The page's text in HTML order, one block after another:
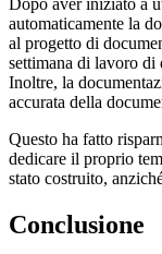
automaticamente la
al progetto di
settimana di lavoro
Inoltre, la
accurata della
Questo ha fatto
dedicare il proprio
stato costruito,
Conclusione